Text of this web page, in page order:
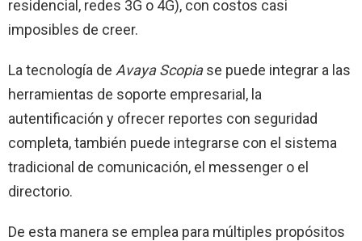
residencial, redes 3G o 4G), con costos casi
imposibles de creer.
La tecnología de Avaya Scopia se puede integrar a las
herramientas de soporte empresarial, la
autentificación y ofrecer reportes con seguridad
completa, también puede integrarse con el sistema
tradicional de comunicación, el messenger o el
directorio.
De esta manera se emplea para múltiples propósitos